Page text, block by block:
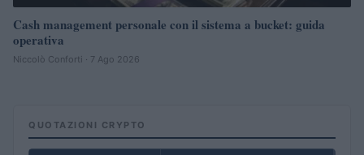
Cash management personale con il sistema a bucket: guida
operativa
Niccolò Conforti · 7 Ago 2026
QUOTAZIONI CRYPTO